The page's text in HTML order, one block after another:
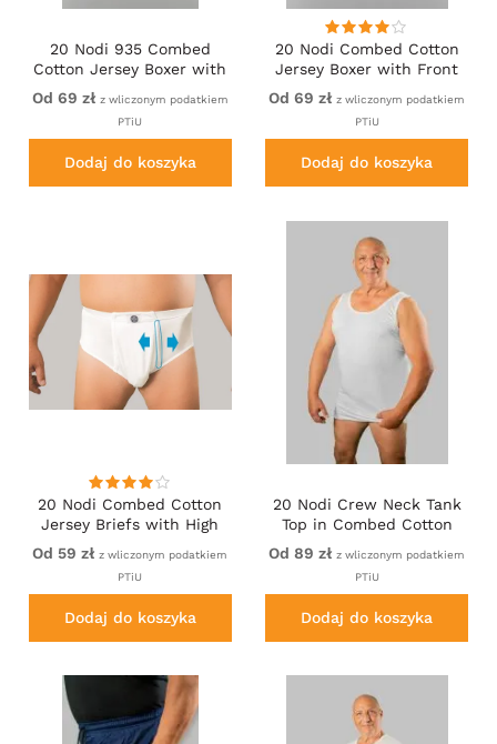
20 Nodi 935 Combed
Cotton Jersey Boxer with
Front Button Fly Navy
Od 69 zł z wliczonym podatkiem
PTiU
Dodaj do koszyka
20 Nodi Combed Cotton
Jersey Boxer with Front
Button Fly White
Od 69 zł z wliczonym podatkiem
PTiU
Dodaj do koszyka
20 Nodi Combed Cotton
Jersey Briefs with High
Side Cut and Side
Opening White
Od 59 zł z wliczonym podatkiem
PTiU
Dodaj do koszyka
20 Nodi Crew Neck Tank
Top in Combed Cotton
Jersey White
Od 89 zł z wliczonym podatkiem
PTiU
Dodaj do koszyka